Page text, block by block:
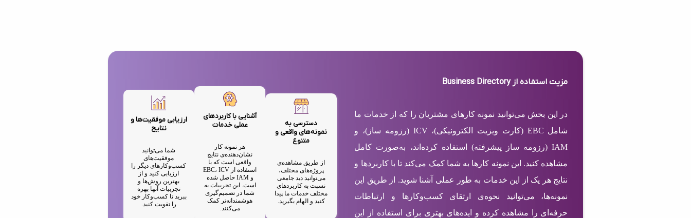
مزیت استفاده از Business Directory
در این بخش می‌توانید نمونه کارهای مشتریان را که از خدمات ما
شامل EBC (کارت ویزیت الکترونیکی)، ICV (رزومه ساز)، و
IAM (رزومه ساز پیشرفته) استفاده کرده‌اند، به‌صورت کامل
مشاهده کنید. این نمونه کارها به شما کمک می‌کند تا با کاربردها و
نتایج هر یک از این خدمات به طور عملی آشنا شوید. از طریق این
نمونه‌ها، می‌توانید نحوه‌ی ارتقای کسب‌وکارها و ارتباطات
حرفه‌ای را مشاهده کرده و ایده‌های بهتری برای استفاده از این
دسترسی به
نمونه‌های واقعی و
متنوع
از طریق مشاهده‌ی
پروژه‌های مختلف،
می‌توانید دید جامعی
نسبت به کاربردهای
مختلف خدمات ما پیدا
کنید و الهام بگیرید.
آشنایی با کاربردهای
عملی خدمات
هر نمونه کار
نشان‌دهنده‌ی نتایج
واقعی است که با
استفاده از EBC، ICV
و IAM حاصل شده
است. این تجربیات به
شما در تصمیم‌گیری
هوشمندانه‌تر کمک
می‌کنند.
ارزیابی موفقیت‌ها و
نتایج
شما می‌توانید
موفقیت‌های
کسب‌وکارهای دیگر را
ارزیابی کنید و از
بهترین روش‌ها و
تجربیات آنها بهره
ببرید تا کسب‌وکار خود
را تقویت کنید.